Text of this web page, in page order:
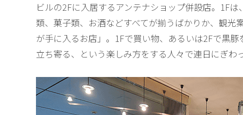
ビルの2Fに入居するアンテナショップ併設店。1F
類、菓子類、お酒などすべてが揃うばかりか、観光
が手に入るお店」。1Fで買い物、あるいは2Fで黒
立ち寄る、という楽しみ方をする人々で連日にぎわ